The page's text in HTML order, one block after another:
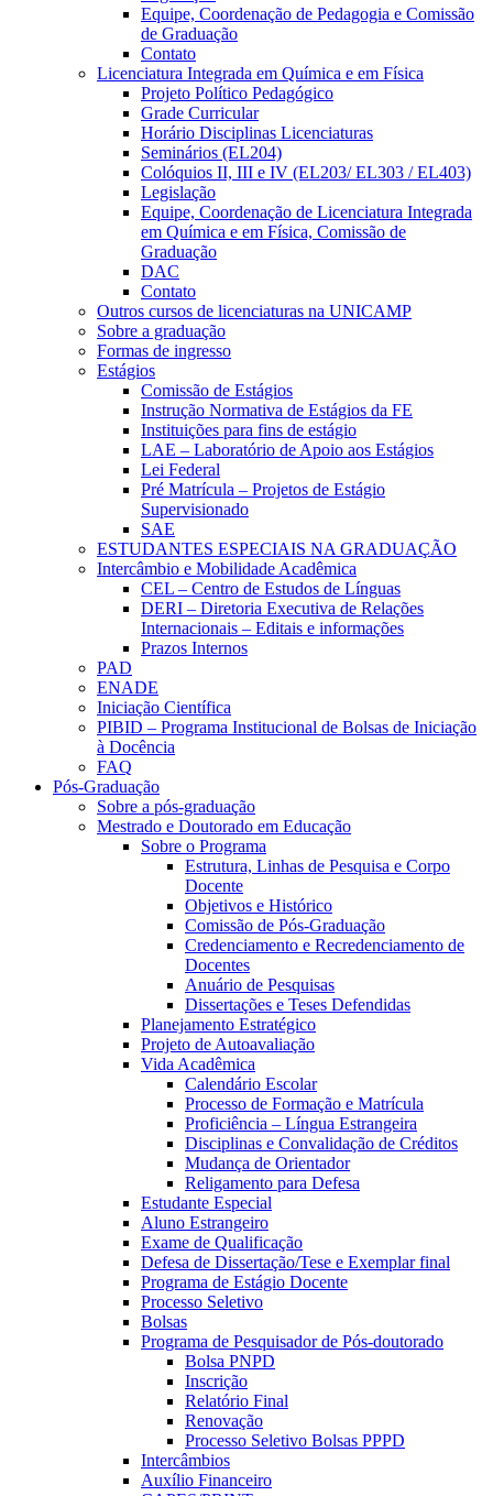
Equipe, Coordenação de Pedagogia e Comissão
de Graduação
Contato
Licenciatura Integrada em Química e em Física
Projeto Político Pedagógico
Grade Curricular
Horário Disciplinas Licenciaturas
Seminários (EL204)
Colóquios II, III e IV (EL203/ EL303 / EL403)
Legislação
Equipe, Coordenação de Licenciatura Integrada
em Química e em Física, Comissão de
Graduação
DAC
Contato
Outros cursos de licenciaturas na UNICAMP
Sobre a graduação
Formas de ingresso
Estágios
Comissão de Estágios
Instrução Normativa de Estágios da FE
Instituições para fins de estágio
LAE – Laboratório de Apoio aos Estágios
Lei Federal
Pré Matrícula – Projetos de Estágio
Supervisionado
SAE
ESTUDANTES ESPECIAIS NA GRADUAÇÃO
Intercâmbio e Mobilidade Acadêmica
CEL – Centro de Estudos de Línguas
DERI – Diretoria Executiva de Relações
Internacionais – Editais e informações
Prazos Internos
PAD
ENADE
Iniciação Científica
PIBID – Programa Institucional de Bolsas de Iniciação
à Docência
FAQ
Pós-Graduação
Sobre a pós-graduação
Mestrado e Doutorado em Educação
Sobre o Programa
Estrutura, Linhas de Pesquisa e Corpo
Docente
Objetivos e Histórico
Comissão de Pós-Graduação
Credenciamento e Recredenciamento de
Docentes
Anuário de Pesquisas
Dissertações e Teses Defendidas
Planejamento Estratégico
Projeto de Autoavaliação
Vida Acadêmica
Calendário Escolar
Processo de Formação e Matrícula
Proficiência – Língua Estrangeira
Disciplinas e Convalidação de Créditos
Mudança de Orientador
Religamento para Defesa
Estudante Especial
Aluno Estrangeiro
Exame de Qualificação
Defesa de Dissertação/Tese e Exemplar final
Programa de Estágio Docente
Processo Seletivo
Bolsas
Programa de Pesquisador de Pós-doutorado
Bolsa PNPD
Inscrição
Relatório Final
Renovação
Processo Seletivo Bolsas PPPD
Intercâmbios
Auxílio Financeiro